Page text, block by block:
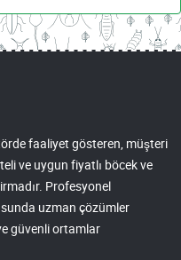
faaliyet gösteren, müşteri
ve uygun fiyatlı böcek ve
Profesyonel
uzman çözümler
güvenli ortamlar